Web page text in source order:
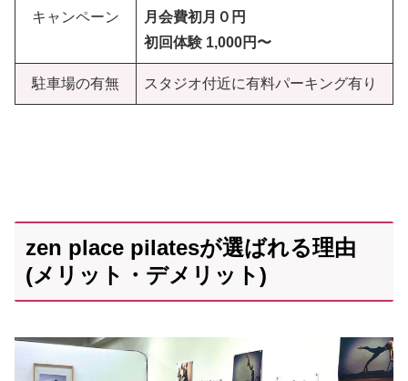
キャンペーン
月会費初月０円
初回体験 1,000円〜
駐車場の有無 スタジオ付近に有料パーキング有り
zen place pilatesが選ばれる理由
(メリット・デメリット)